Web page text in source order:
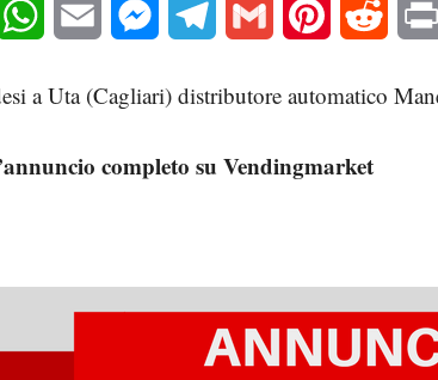
WhatsAppEmail MessengerTelegram Gmail Pinterest Reddit
a Uta (Cagliari) distributore automatico
completo su Vendingmarket